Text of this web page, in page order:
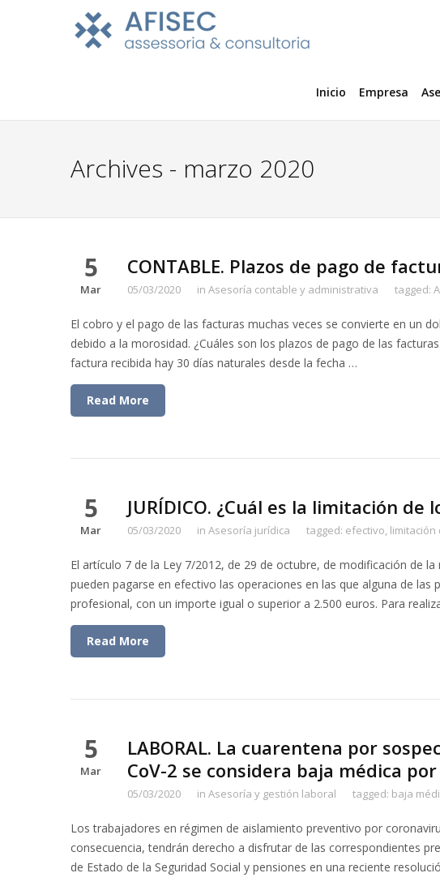
Inicio Empresa
Archives - marzo 2020
5
Mar
CONTABLE. Plazos de pago de
05/03/2020 in Asesoría contable y administrativa tagged:
El cobro y el pago de las facturas muchas veces se convierte en un
debido a la morosidad. ¿Cuáles son los plazos de pago de las
factura recibida hay 30 días naturales desde la fecha …
Read More
5
Mar
JURÍDICO. ¿Cuál es la limitación
05/03/2020 in Asesoría jurídica tagged: efectivo, limitación
El artículo 7 de la Ley 7/2012, de 29 de octubre, de modificación de
pueden pagarse en efectivo las operaciones en las que alguna de
profesional, con un importe igual o superior a 2.500 euros. Para
Read More
5
Mar
LABORAL. La cuarentena por
CoV-2 se considera baja médica
05/03/2020 in Asesoría y gestión laboral tagged: baja
Los trabajadores en régimen de aislamiento preventivo por
consecuencia, tendrán derecho a disfrutar de las correspondientes
de Estado de la Seguridad Social y pensiones en una reciente